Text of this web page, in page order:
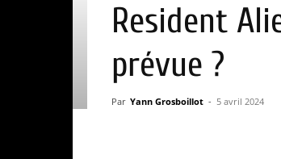
Resident
prévue ?
Par Yann Grosboillot - 5 avril 2024